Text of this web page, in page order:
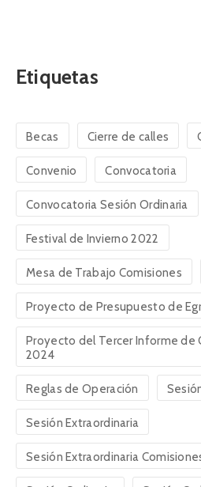
Etiquetas
Becas Cierre de calles
Convenio Convocatoria
Convocatoria Sesión Ordinaria
Festival de Invierno 2022
Mesa de Trabajo Comisiones
Proyecto de Presupuesto de
Proyecto del Tercer Informe de
2024
Reglas de Operación
Sesión Extraordinaria
Sesión Extraordinaria